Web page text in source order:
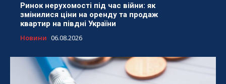
Ринок нерухомості під час війни: як
змінилися ціни на оренду та продаж
квартир на півдні України
Новини 06.08.2026